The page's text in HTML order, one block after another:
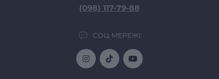
(098) 117-79-88
СОЦ МЕРЕЖІ: